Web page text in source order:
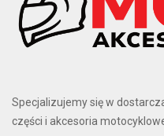
Specjalizujemy się w
części i akcesoria